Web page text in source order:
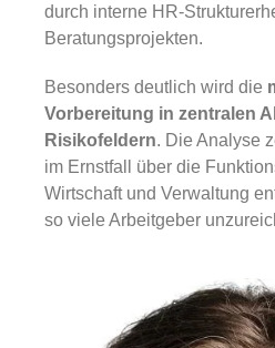
durch interne HR-
Beratungsprojekten.
Besonders deutlich wird die
Vorbereitung in zentralen
Risikofeldern. Die Analyse
im Ernstfall über die
Wirtschaft und Verwaltung
so viele Arbeitgeber